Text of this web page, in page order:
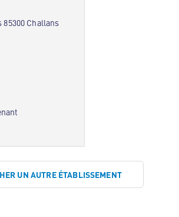
Challans
UN AUTRE ÉTABLISSEMENT